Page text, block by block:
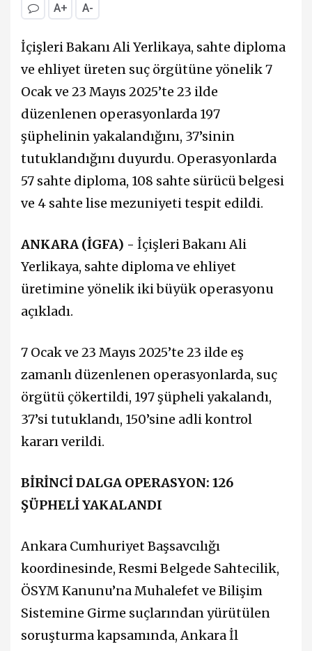
A+ A-
İçişleri Bakanı Ali Yerlikaya, sahte diploma
ve ehliyet üreten suç örgütüne yönelik 7
Ocak ve 23 Mayıs 2025’te 23 ilde
düzenlenen operasyonlarda 197
şüphelinin yakalandığını, 37’sinin
tutuklandığını duyurdu. Operasyonlarda
57 sahte diploma, 108 sahte sürücü belgesi
ve 4 sahte lise mezuniyeti tespit edildi.
ANKARA (İGFA) - İçişleri Bakanı Ali
Yerlikaya, sahte diploma ve ehliyet
üretimine yönelik iki büyük operasyonu
açıkladı.
7 Ocak ve 23 Mayıs 2025’te 23 ilde eş
zamanlı düzenlenen operasyonlarda, suç
örgütü çökertildi, 197 şüpheli yakalandı,
37’si tutuklandı, 150’sine adli kontrol
kararı verildi.
BİRİNCİ DALGA OPERASYON: 126
ŞÜPHELİ YAKALANDI
Ankara Cumhuriyet Başsavcılığı
koordinesinde, Resmi Belgede Sahtecilik,
ÖSYM Kanunu’na Muhalefet ve Bilişim
Sistemine Girme suçlarından yürütülen
soruşturma kapsamında, Ankara İl